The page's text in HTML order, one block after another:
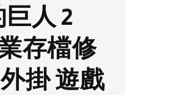
巨人 2
存檔修
掛 遊戲